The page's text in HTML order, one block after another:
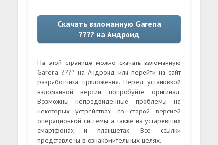
Скачать взломанную Garena
???? на Андроид
На этой странице можно скачать взломанную
Garena ???? на Андроид или перейти на сайт
разработчика приложения. Перед установкой
взломанной версии, попробуйте оригинал.
Возможны непредвиденные проблемы на
некоторых устройствах со старой версией
операционной системы, а также на устаревших
смартфонах и планшетах. Все ссылки
представлены в ознакомительных целях.